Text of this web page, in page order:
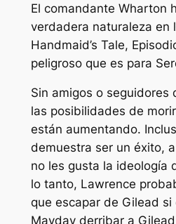
El comandante Wharton
verdadera naturaleza en
Handmaid’s Tale,
peligroso que es para
Sin amigos o seguidores
las posibilidades de
están aumentando.
demuestra ser un éxito,
no les gusta la ideología
lo tanto, Lawrence
que escapar de Gilead si
Mayday derribar a